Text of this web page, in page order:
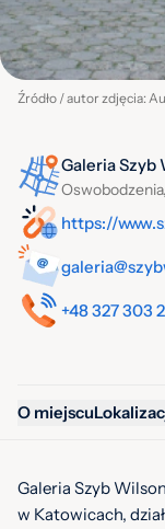
Galeria Szyb
https://
+48 327 303
O miejscu
Galeria Szyb
w Katowicach,